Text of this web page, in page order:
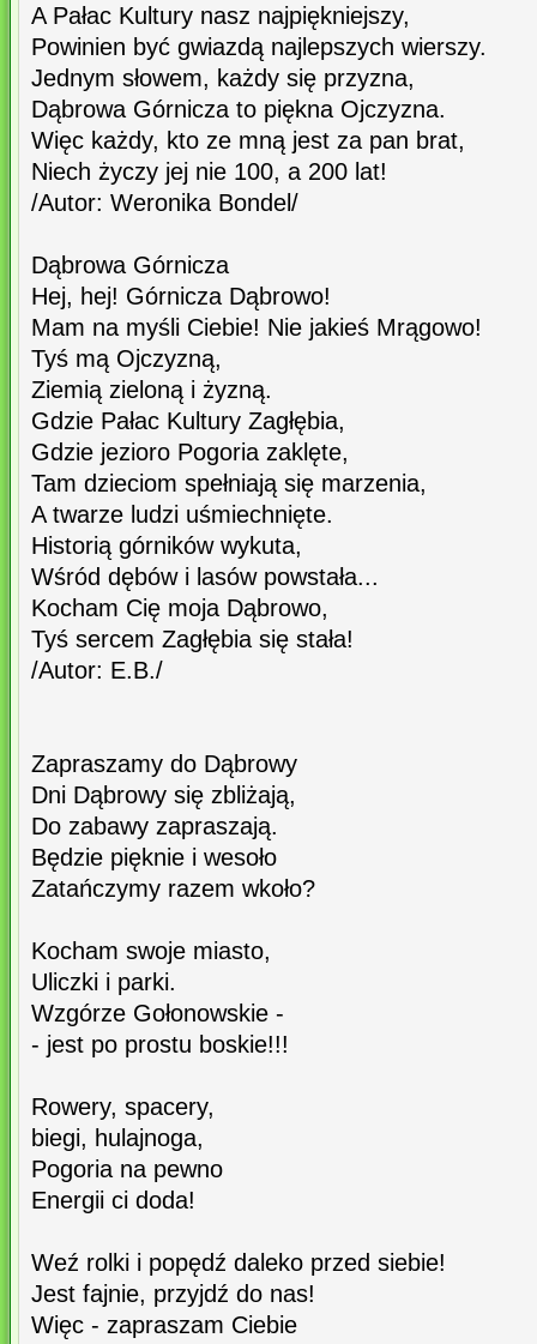
A Pałac Kultury nasz najpiękniejszy,
Powinien być gwiazdą najlepszych wierszy.
Jednym słowem, każdy się przyzna,
Dąbrowa Górnicza to piękna Ojczyzna.
Więc każdy, kto ze mną jest za pan brat,
Niech życzy jej nie 100, a 200 lat!
/Autor: Weronika Bondel/
Dąbrowa Górnicza
Hej, hej! Górnicza Dąbrowo!
Mam na myśli Ciebie! Nie jakieś Mrągowo!
Tyś mą Ojczyzną,
Ziemią zieloną i żyzną.
Gdzie Pałac Kultury Zagłębia,
Gdzie jezioro Pogoria zaklęte,
Tam dzieciom spełniają się marzenia,
A twarze ludzi uśmiechnięte.
Historią górników wykuta,
Wśród dębów i lasów powstała...
Kocham Cię moja Dąbrowo,
Tyś sercem Zagłębia się stała!
/Autor: E.B./
Zapraszamy do Dąbrowy
Dni Dąbrowy się zbliżają,
Do zabawy zapraszają.
Będzie pięknie i wesoło
Zatańczymy razem wkoło?
Kocham swoje miasto,
Uliczki i parki.
Wzgórze Gołonowskie -
- jest po prostu boskie!!!
Rowery, spacery,
biegi, hulajnoga,
Pogoria na pewno
Energii ci doda!
Weź rolki i popędź daleko przed siebie!
Jest fajnie, przyjdź do nas!
Więc - zapraszam Ciebie